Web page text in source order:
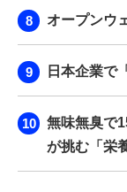
オープンウ
日本企業で
無味無臭で
が挑む「栄